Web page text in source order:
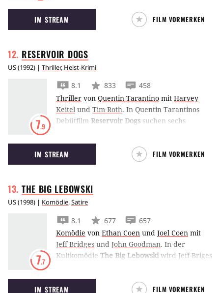
Massenmord. Dabei nehmen sie die Spur des
Pornoring-Betreibers Pierce Patchett auf.
IM STREAM FILM VORMERKEN
RESERVOIR DOGS
US(1992) | Thriller, Heist-Krimi
7.9
8.1 833
458
Thriller von Quentin Tarantino mit Harvey
Keitel und Tim Roth. In Quentin Tarantinos
Debütfilm Reservoir Dogs suchen sechs
Verräter in den eigenen Reihen.
IM STREAM FILM VORMERKEN
THE BIG LEBOWSKI
US(1998) | Komödie,Satire
7.7
8.1 677
657
Komödie von Ethan Coen und Joel Coen mit
Jeff Bridges und John Goodman. In der
Kultkomödie The Big Lebowskiwird Jeff Briges
Gangstern mit dem gleichnamigen Millionär
verwechselt wird, nimmt das Chaos seinen
IM STREAM FILM VORMERKEN